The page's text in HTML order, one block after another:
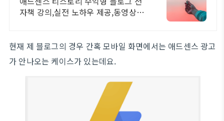
자책 강의,실전 노하우 제공,동영상 강
도 쉽게 배워요!
현재 제 블로그의 경우 간혹 모바일 화면에서는 애드센스 광고
가 안나오는 케이스가 있는데요.